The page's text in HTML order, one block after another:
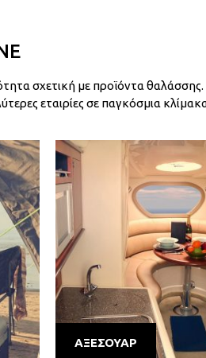
σχετική με προϊόντα θαλάσσης.
εταιρίες σε παγκόσμια
ΑΞΕΣΟΥΑΡ